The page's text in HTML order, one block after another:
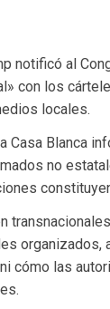
notificó al
con los
locales.
Casa Blanca
no
organizados,
cómo las